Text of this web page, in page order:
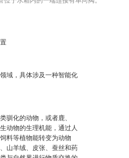
域，具体涉及一种智能化
驯化的动物，或者鹿、
动物的生理机能，通过人
料等植物能转变为动物
山羊绒、皮张、蚕丝和药